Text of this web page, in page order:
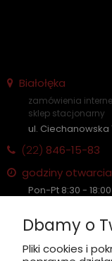
Białołęka
zamówienia
sklep stacjonarny
ul. Ciechanowska
(22) 846-15-83
godziny otwarcia
Pon-Pt 8:30 - 18:00
Płatność: gotówka,
Dbamy o
Pliki cookies i